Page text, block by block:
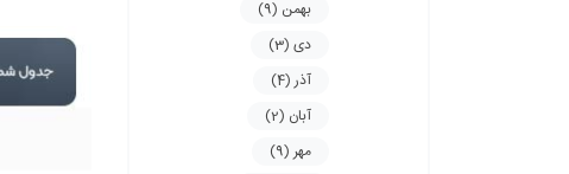
بهمن (9)
دی (3)
آذر (4)
آبان (2)
مهر (9)